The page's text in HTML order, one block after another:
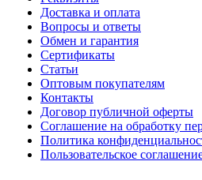
Доставка и оплата
Вопросы и ответы
Обмен и гарантия
Сертификаты
Статьи
Оптовым покупателям
Контакты
Договор публичной оферты
Соглашение на обработку
Политика
Пользовательское